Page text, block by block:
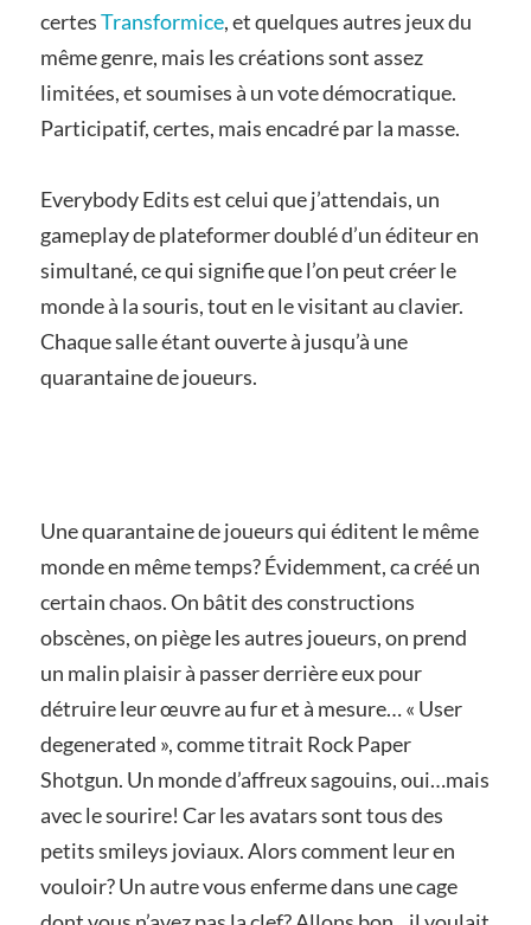
certesTransformice, et quelques autres jeux du
même genre, mais les créations sont assez
limitées, et soumises à un vote démocratique.
Participatif, certes, mais encadré par la masse.
Everybody Edits est celui que j’attendais, un
gameplay de plateformer doublé d’un éditeur en
simultané, ce qui signifie que l’on peut créer le
monde à la souris, tout en le visitant au clavier.
Chaque salle étant ouverte à jusqu’à une
quarantaine de joueurs.
Une quarantaine de joueurs qui éditent le même
monde en même temps? Évidemment, ca créé un
certain chaos. On bâtit des constructions
obscènes, on piège les autres joueurs, on prend
un malin plaisir à passer derrière eux pour
détruire leur œuvre au fur et à mesure… « User
degenerated », comme titrait Rock Paper
Shotgun. Un monde d’affreux sagouins, oui…mais
avec le sourire! Car les avatars sont tous des
petits smileys joviaux. Alors comment leur en
vouloir? Un autre vous enferme dans une cage